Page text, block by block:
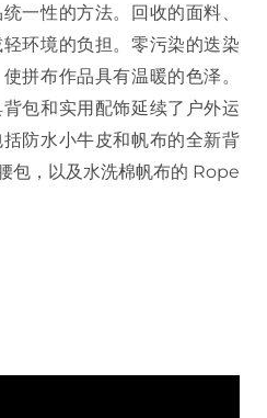
一性的方法。回收的面料、
环境的负担。零污染的迭染
拼布作品具有温暖的色泽。
包和实用配饰延续了户外运
防水小牛皮和帆布的全新背
包，以及水洗棉帆布的 Rope